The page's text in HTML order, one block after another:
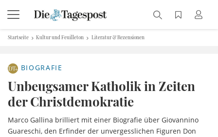
Startseite Kultur und Feuilleton Literatur & Rezensionen
BIOGRAFIE
Unbeugsamer Katholik in Zeiten
der Christdemokratie
Marco Gallina brilliert mit einer Biografie über Giovannino
Guareschi, den Erfinder der unvergesslichen Figuren Don